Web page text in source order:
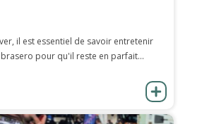
il est essentiel de savoir entretenir
pour qu'il reste en parfait...